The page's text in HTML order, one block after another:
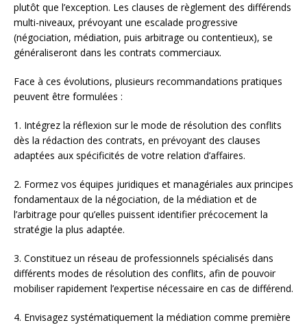
plutôt que l’exception. Les clauses de règlement des différends
multi-niveaux, prévoyant une escalade progressive
(négociation, médiation, puis arbitrage ou contentieux), se
généraliseront dans les contrats commerciaux.
Face à ces évolutions, plusieurs recommandations pratiques
peuvent être formulées :
1. Intégrez la réflexion sur le mode de résolution des conflits
dès la rédaction des contrats, en prévoyant des clauses
adaptées aux spécificités de votre relation d’affaires.
2. Formez vos équipes juridiques et managériales aux principes
fondamentaux de la négociation, de la médiation et de
l’arbitrage pour qu’elles puissent identifier précocement la
stratégie la plus adaptée.
3. Constituez un réseau de professionnels spécialisés dans
différents modes de résolution des conflits, afin de pouvoir
mobiliser rapidement l’expertise nécessaire en cas de différend.
4. Envisagez systématiquement la médiation comme première